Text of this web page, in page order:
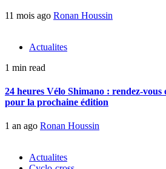
11 mois ago Ronan Houssin
Actualites
1 min read
24 heures Vélo Shimano : rendez-vous
pour la prochaine édition
1 an ago Ronan Houssin
Actualites